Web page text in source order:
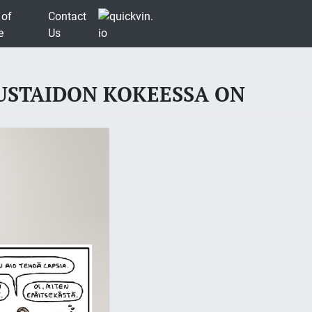
of
Contact
Us
KOKEESSA ON